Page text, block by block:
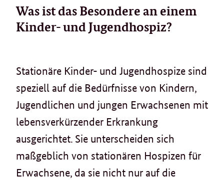
Was ist das Besondere an einem
Kinder- und Jugendhospiz?
Stationäre Kinder- und Jugendhospize sind
speziell auf die Bedürfnisse von Kindern,
Jugendlichen und jungen Erwachsenen mit
lebensverkürzender Erkrankung
ausgerichtet. Sie unterscheiden sich
maßgeblich von stationären Hospizen für
Erwachsene, da sie nicht nur auf die